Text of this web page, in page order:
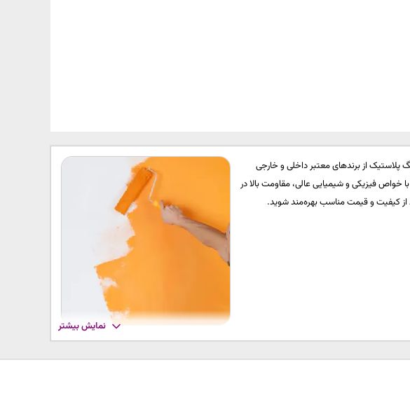
پلاستیک از برندهای معتبر داخلی و خارجی
خواص فیزیکی و شیمیایی عالی، مقاومت بالا در
از کیفیت و قیمت مناسب بهره‌مند شوید.
نمایش بیشتر